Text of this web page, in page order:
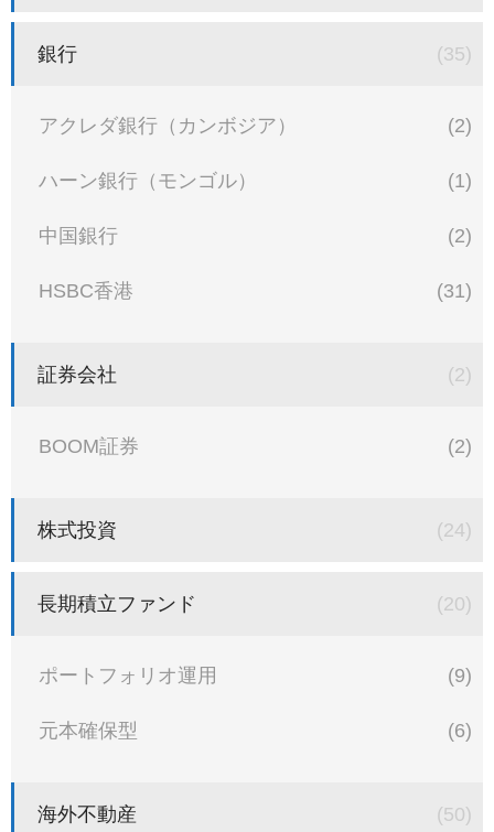
銀行 (35)
アクレダ銀行（カンボジア） (2)
ハーン銀行（モンゴル） (1)
中国銀行 (2)
HSBC香港 (31)
証券会社 (2)
BOOM証券 (2)
株式投資 (24)
長期積立ファンド (20)
ポートフォリオ運用 (9)
元本確保型 (6)
海外不動産 (50)